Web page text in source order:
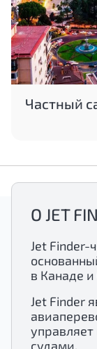
Частный
О JET
Jet Finder-
в Канаде
Jet Finder
судами.